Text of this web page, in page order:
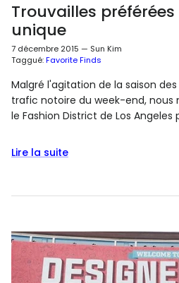
Trouvailles préférées
unique
7 décembre 2015 — Sun Kim
Taggué:Favorite Finds
Malgré l'agitation de la saison
trafic notoire du week-end, nous
le Fashion District de Los Angeles
Lire la suite